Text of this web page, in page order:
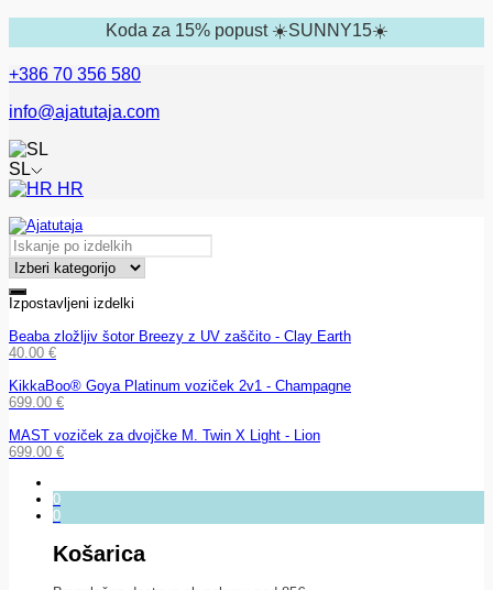
Koda za 15% popust ☀️SUNNY15☀️
+386 70 356 580
info@ajatutaja.com
SL
HR
Izpostavljeni izdelki
Beaba zložljiv šotor Breezy z UV zaščito - Clay Earth
40.00 €
KikkaBoo® Goya Platinum voziček 2v1 - Champagne
699.00 €
MAST voziček za dvojčke M. Twin X Light - Lion
699.00 €
0
0
Košarica